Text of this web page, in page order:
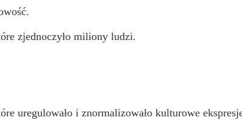
zjednoczyło miliony ludzi.
uregulowało i znormalizowało kulturowe